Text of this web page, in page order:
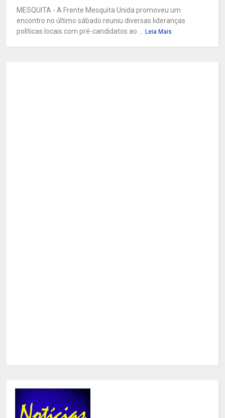
MESQUITA - A Frente Mesquita Unida promoveu um
encontro no último sábado reuniu diversas lideranças
políticas locais com pré-candidatos ao ...
Leia Mais